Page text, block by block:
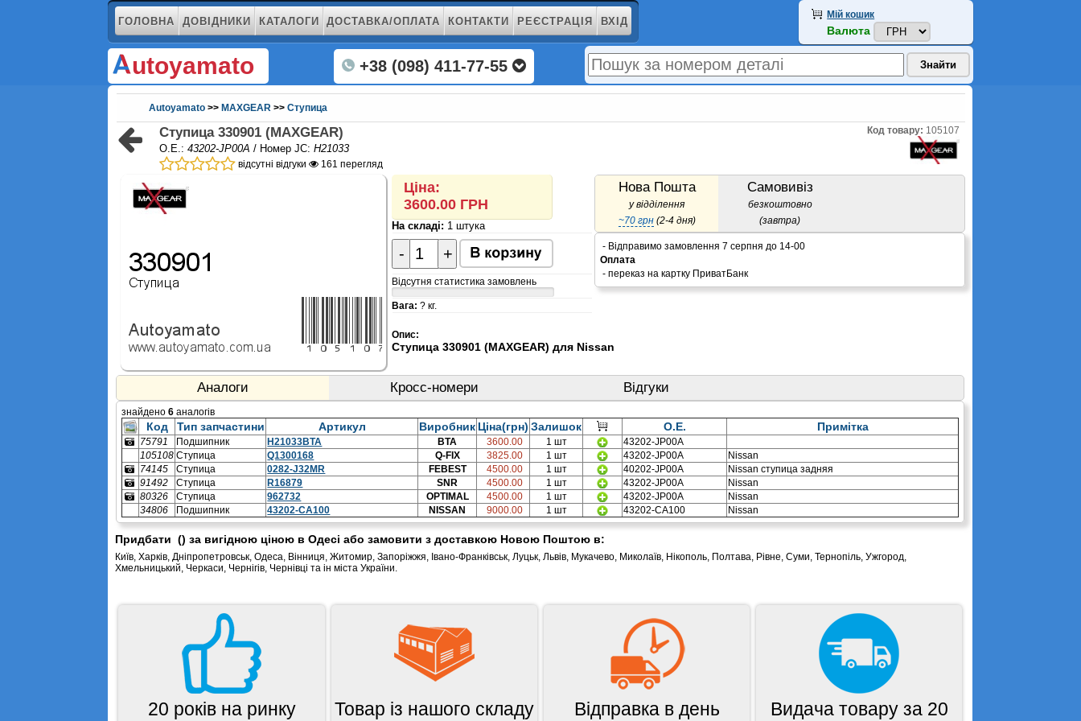
ГОЛОВНА ДОВІДНИКИ КАТАЛОГИ ДОСТАВКА/ОПЛАТА КОНТАКТИ РЕЄСТРАЦІЯ ВХІД
utoyamato +38 (098) 411-77-55
Мій кошик
Валюта
Autoyamato >> MAXGEAR >>Ступица
Ступица 330901 (MAXGEAR) Код товару: 105107
O.E.:43202-JP00A / Номер JC:H21033
відсутні відгуки 161 перегляд
Ціна:
3600.00 ГРН
На складі: 1 штука
- +
Відсутня статистика замовлень
Вага: ? кг.
Нова Пошта
у відділення
~70 грн(2-4 дня)
Самовивіз
безкоштовно
(завтра)
- Відправимо замовлення 7 серпня до 14-00
Оплата
- переказ на картку ПриватБанк
Опис:
Ступица 330901 (MAXGEAR) для Nissan
Аналоги Кросс-номери Відгуки
знайдено6 аналогів
Код Тип запчастини Артикул Виробник Ціна(грн) Залишок O.E. Примітка
75791
Подшипник
ступицы
H21033BTA BTA 3600.00 1 шт
43202-JP00A
105108 Ступица Q1300168 Q-FIX 3825.00 1 шт 43202-JP00A
Nissan
74145
Ступица 0282-J32MR FEBEST 4500.00 1 шт 40202-JP00A
Nissan ступица задняя
91492
Ступица R16879 SNR 4500.00 1 шт 43202-JP00A
Nissan
80326
Ступица 962732 OPTIMAL 4500.00 1 шт 43202-JP00A
Nissan
34806
Подшипник
ступицы
43202-CA100 NISSAN 9000.00 1 шт 43202-CA100 Nissan
Придбати () за вигідною ціною в Одесі або замовити з доставкою Новою Поштою в:
Київ, Харків, Дніпропетровськ, Одеса, Вінниця, Житомир, Запоріжжя, Івано-Франківськ, Луцьк, Львів, Мукачево, Миколаїв, Нікополь, Полтава, Рівне, Суми, Тернопіль, Ужгород,
Хмельницький, Черкаси, Чернігів, Чернівці та ін міста України.
20 років на ринку
Товар із нашого складу
Відправка в день
Видача товару за 20